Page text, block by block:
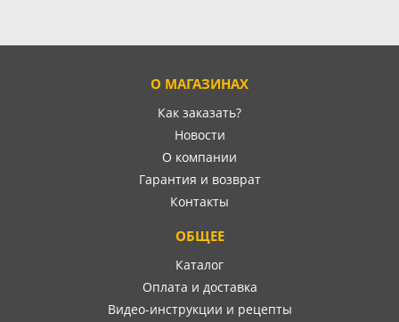
О МАГАЗИНАХ
Как заказать?
Новости
О компании
Гарантия и возврат
Контакты
ОБЩЕЕ
Каталог
Оплата и доставка
Видео-инструкции и рецепты